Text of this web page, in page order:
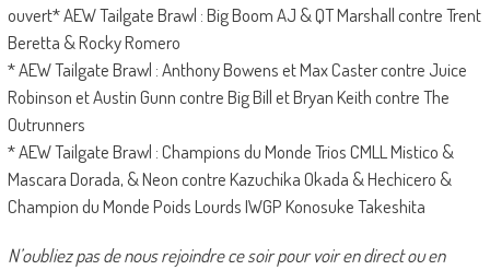
ouvert* AEW Tailgate Brawl : Big Boom AJ & QT Marshall contre Trent
Beretta & Rocky Romero
* AEW Tailgate Brawl : Anthony Bowens et Max Caster contre Juice
Robinson et Austin Gunn contre Big Bill et Bryan Keith contre The
Outrunners
* AEW Tailgate Brawl : Champions du Monde Trios CMLL Mistico &
Mascara Dorada, & Neon contre Kazuchika Okada & Hechicero &
Champion du Monde Poids Lourds IWGP Konosuke Takeshita
N’oubliez pas de nous rejoindre ce soir pour voir en direct ou en